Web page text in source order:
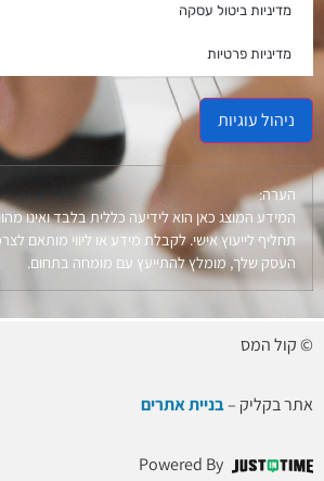
מדיניות ביטול עסקה
מדיניות פרטיות
ניהול עוגיות
הערה:
המידע המוצג כאן הוא לידיעה כללית בלבד ואינו
תחליף לייעוץ אישי. לקבלת מידע או ליווי מותאם
העסק שלך, מומלץ להתייעץ עם מומחה בתחום.
© קול המס
אתר בקליק – בניית אתרים
Powered By